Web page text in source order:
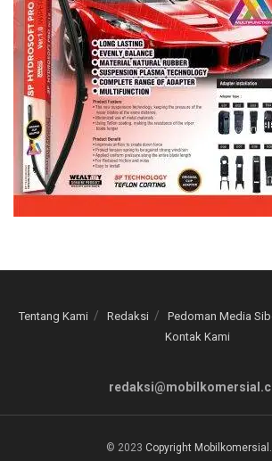
Tentang Kami Redaksi Pedoman Media
Kontak Kami
© 2023 Copyright